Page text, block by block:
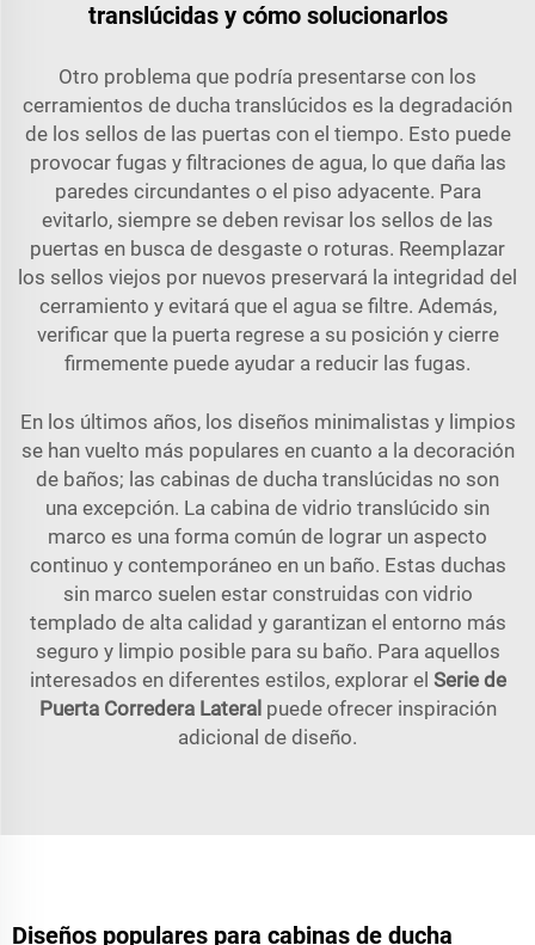
translúcidas y cómo solucionarlos
Otro problema que podría presentarse con los
cerramientos de ducha translúcidos es la degradación
de los sellos de las puertas con el tiempo. Esto puede
provocar fugas y filtraciones de agua, lo que daña las
paredes circundantes o el piso adyacente. Para
evitarlo, siempre se deben revisar los sellos de las
puertas en busca de desgaste o roturas. Reemplazar
los sellos viejos por nuevos preservará la integridad del
cerramiento y evitará que el agua se filtre. Además,
verificar que la puerta regrese a su posición y cierre
firmemente puede ayudar a reducir las fugas.
En los últimos años, los diseños minimalistas y limpios
se han vuelto más populares en cuanto a la decoración
de baños; las cabinas de ducha translúcidas no son
una excepción. La cabina de vidrio translúcido sin
marco es una forma común de lograr un aspecto
continuo y contemporáneo en un baño. Estas duchas
sin marco suelen estar construidas con vidrio
templado de alta calidad y garantizan el entorno más
seguro y limpio posible para su baño. Para aquellos
interesados en diferentes estilos, explorar el Serie de
Puerta Corredera Lateral puede ofrecer inspiración
adicional de diseño.
Diseños populares para cabinas de ducha